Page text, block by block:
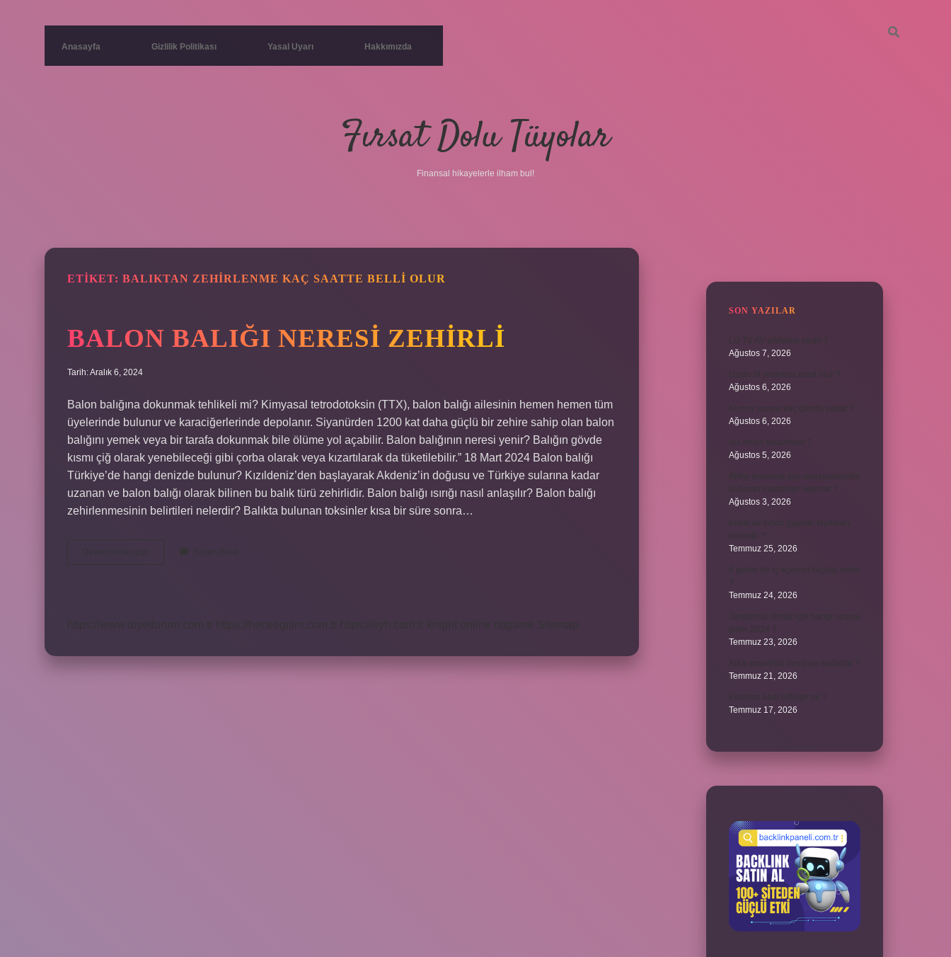
Anasayfa Gizlilik Politikası Yasal Uyarı Hakkımızda
Fırsat Dolu Tüyolar
Finansal hikayelerle ilham bul!
ETIKET: BALIKTAN ZEHIRLENME KAÇ SAATTE BELLI OLUR
BALON BALIĞI NERESI ZEHIRLI
Tarih: Aralık 6, 2024
Balon balığına dokunmak tehlikeli mi? Kimyasal tetrodotoksin (TTX), balon balığı ailesinin hemen hemen tüm
üyelerinde bulunur ve karaciğerlerinde depolanır. Siyanürden 1200 kat daha güçlü bir zehire sahip olan balon
balığını yemek veya bir tarafa dokunmak bile ölüme yol açabilir. Balon balığının neresi yenir? Balığın gövde
kısmı çiğ olarak yenebileceği gibi çorba olarak veya kızartılarak da tüketilebilir.” 18 Mart 2024 Balon balığı
Türkiye’de hangi denizde bulunur? Kızıldeniz’den başlayarak Akdeniz’in doğusu ve Türkiye sularına kadar
uzanan ve balon balığı olarak bilinen bu balık türü zehirlidir. Balon balığı ısırığı nasıl anlaşılır? Balon balığı
zehirlenmesinin belirtileri nelerdir? Balıkta bulunan toksinler kısa bir süre sonra…
SON YAZILAR
Ağustos 7, 2026
Ağustos 6, 2026
Ağustos 6, 2026
Ağustos 5, 2026
Ağustos 3, 2026
Temmuz 25, 2026
Temmuz 24, 2026
Temmuz 23, 2026
Temmuz 21, 2026
Temmuz 17, 2026